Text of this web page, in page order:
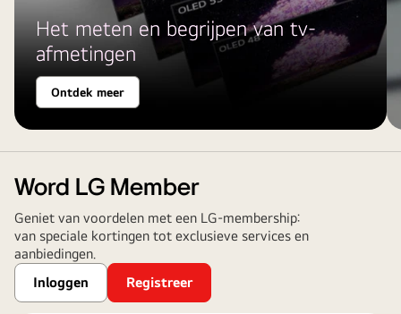
Het meten en begrijpen van tv-
afmetingen
Ontdek meer
Word LG Member
Geniet van voordelen met een LG‑membership:
van speciale kortingen tot exclusieve services en
aanbiedingen.
Inloggen
Registreer